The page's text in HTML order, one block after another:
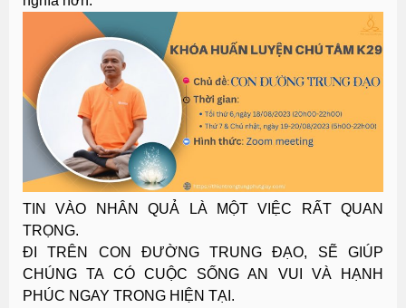
TIN VÀO NHÂN QUẢ LÀ MỘT VIỆC RẤT QUAN
TRỌNG.
ĐI TRÊN CON ĐƯỜNG TRUNG ĐẠO, SẼ GIÚP
CHÚNG TA CÓ CUỘC SỐNG AN VUI VÀ HẠNH
PHÚC NGAY TRONG HIỆN TẠI.